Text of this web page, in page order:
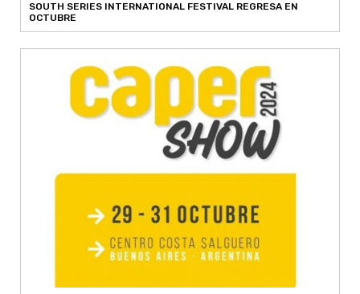
SOUTH SERIES INTERNATIONAL FESTIVAL REGRESA EN
OCTUBRE